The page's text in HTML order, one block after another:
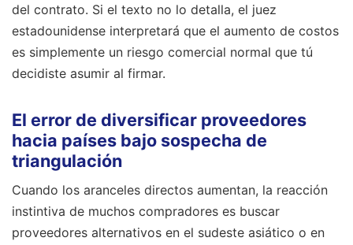
del contrato. Si el texto no lo detalla, el juez
estadounidense interpretará que el aumento de costos
es simplemente un riesgo comercial normal que tú
decidiste asumir al firmar.
El error de diversificar proveedores
hacia países bajo sospecha de
triangulación
Cuando los aranceles directos aumentan, la reacción
instintiva de muchos compradores es buscar
proveedores alternativos en el sudeste asiático o en